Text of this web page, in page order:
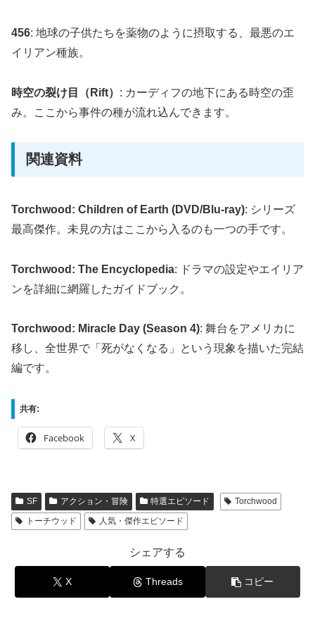
456: 地球の子供たちを薬物のように摂取する、最悪のエ
イリアン種族。
時空の裂け目（Rift） : カーディフの地下にある時空の歪
み。ここから事件の種が流れ込んできます。
関連資料
Torchwood: Children of Earth (DVD/Blu-ray): シリーズ
最高傑作。未見の方はここから入るのも一つの手です。
Torchwood: The Encyclopedia: ドラマの設定やエイリア
ンを詳細に網羅したガイドブック。
Torchwood: Miracle Day (Season 4): 舞台をアメリカに
移し、全世界で「死がなくなる」という現象を描いた完結
編です。
共有:
Facebook X
SF アクション・冒険 特選エピソード
Torchwood
トーチウッド
人気・傑作エピソード
シェアする
X Threads コピー